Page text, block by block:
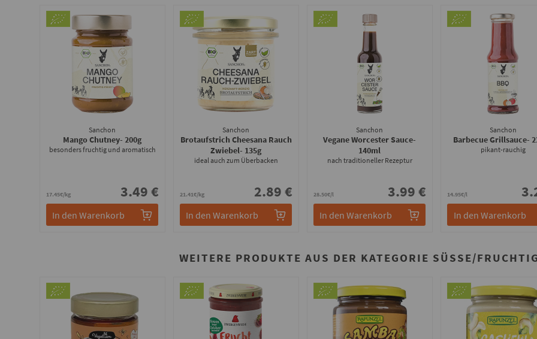
Sanchon
Mango Chutney- 200g
besonders fruchtig und aromatisch
17.45€/kg 3.49 €
In den Warenkorb
Sanchon
Brotaufstrich Cheesana Rauch
Zwiebel- 135g
ideal auch zum Überbacken
21.41€/kg 2.89 €
In den Warenkorb
Sanchon
Vegane Worcester Sauce-
140ml
nach traditioneller Rezeptur
28.50€/l 3.99 €
In den Warenkorb
Sanchon
Barbecue Grillsauce-
pikant-rauchig
14.95€/l
In den Warenkorb
WEITERE PRODUKTE AUS DER KATEGORIE SÜSSE/